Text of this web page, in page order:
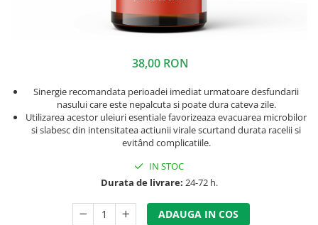
38,00 RON
Sinergie recomandata perioadei imediat urmatoare desfundarii
nasului care este nepalcuta si poate dura cateva zile.
Utilizarea acestor uleiuri esentiale favorizeaza evacuarea microbilor
si slabesc din intensitatea actiunii virale scurtand durata racelii si
evitând complicatiile.
IN STOC
Durata de livrare: 24-72 h.
ADAUGA IN COS